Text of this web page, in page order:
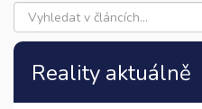
Reality aktuálně